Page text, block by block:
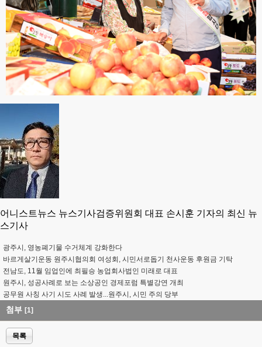
어니스트뉴스 뉴스기사검증위원회 대표 손시훈 기자의 최신 뉴
스기사
광주시, 영농폐기물 수거체계 강화한다
바르게살기운동 원주시협의회 여성회, 시민서로돕기 천사운동 후원금 기탁
전남도, 11월 임업인에 최필승 농업회사법인 미래로 대표
원주시, 성공사례로 보는 소상공인 경제포럼 특별강연 개최
공무원 사칭 사기 시도 사례 발생...원주시, 시민 주의 당부
첨부 [1]
목록